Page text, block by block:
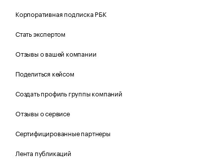
Корпоративная подписка РБК
Стать экспертом
Отзывы о вашей компании
Поделиться кейсом
Создать профиль группы компаний
Отзывы о сервисе
Сертифицированные партнеры
Лента публикаций